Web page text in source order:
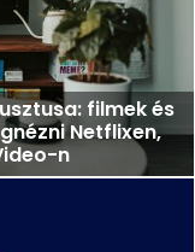
filmek és
Netflixen,
n